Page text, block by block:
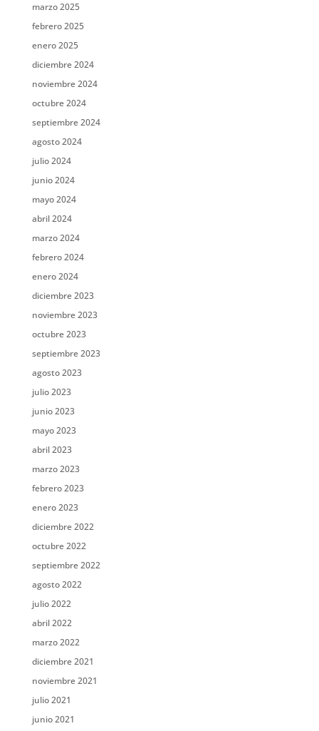
marzo 2025
febrero 2025
enero 2025
diciembre 2024
noviembre 2024
octubre 2024
septiembre 2024
agosto 2024
julio 2024
junio 2024
mayo 2024
abril 2024
marzo 2024
febrero 2024
enero 2024
diciembre 2023
noviembre 2023
octubre 2023
septiembre 2023
agosto 2023
julio 2023
junio 2023
mayo 2023
abril 2023
marzo 2023
febrero 2023
enero 2023
diciembre 2022
octubre 2022
septiembre 2022
agosto 2022
julio 2022
abril 2022
marzo 2022
diciembre 2021
noviembre 2021
julio 2021
junio 2021